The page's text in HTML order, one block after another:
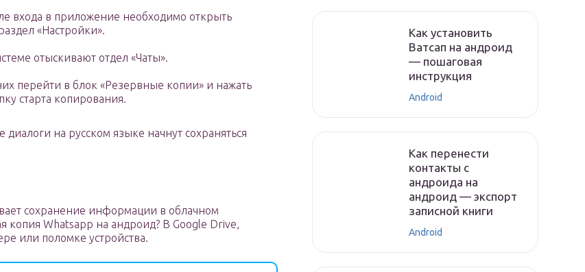
входа в приложение необходимо открыть
«Настройки».
отыскивают отдел «Чаты».
перейти в блок «Резервные копии» и нажать
старта копирования.
на русском языке начнут сохраняться
сохранение информации в облачном
копия Whatsapp на андроид? В Google Drive,
или поломке устройства.
Как установить
Ватсап на андроид
— пошаговая
инструкция
Android
Как перенести
контакты с
андроида на
андроид — экспорт
записной книги
Android